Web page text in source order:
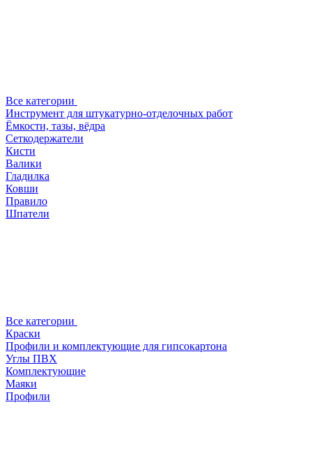
Все категории
Инструмент для штукатурно-отделочных работ
Ёмкости, тазы, вёдра
Сеткодержатели
Кисти
Валики
Гладилка
Ковши
Правило
Шпатели
Все категории
Краски
Профили и комплектующие для гипсокартона
Углы ПВХ
Комплектующие
Маяки
Профили